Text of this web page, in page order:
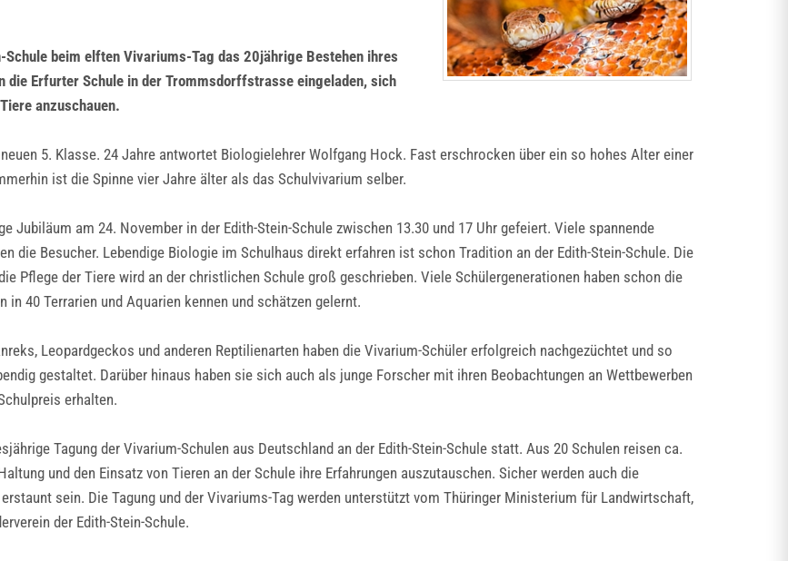
beim elften Vivariums-Tag das 20jährige Bestehen ihres
Erfurter Schule in der Trommsdorffstrasse eingeladen, sich
anzuschauen.
5. Klasse. 24 Jahre antwortet Biologielehrer Wolfgang Hock. Fast erschrocken über ein so hohes Alter einer
ist die Spinne vier Jahre älter als das Schulvivarium selber.
Jubiläum am 24. November in der Edith-Stein-Schule zwischen 13.30 und 17 Uhr gefeiert. Viele spannende
die Besucher. Lebendige Biologie im Schulhaus direkt erfahren ist schon Tradition an der Edith-Stein-Schule. Die
Pflege der Tiere wird an der christlichen Schule groß geschrieben. Viele Schülergenerationen haben schon die
40 Terrarien und Aquarien kennen und schätzen gelernt.
Leopardgeckos und anderen Reptilienarten haben die Vivarium-Schüler erfolgreich nachgezüchtet und so
gestaltet. Darüber hinaus haben sie sich auch als junge Forscher mit ihren Beobachtungen an Wettbewerben
erhalten.
Tagung der Vivarium-Schulen aus Deutschland an der Edith-Stein-Schule statt. Aus 20 Schulen reisen ca.
und den Einsatz von Tieren an der Schule ihre Erfahrungen auszutauschen. Sicher werden auch die
sein. Die Tagung und der Vivariums-Tag werden unterstützt vom Thüringer Ministerium für Landwirtschaft,
der Edith-Stein-Schule.